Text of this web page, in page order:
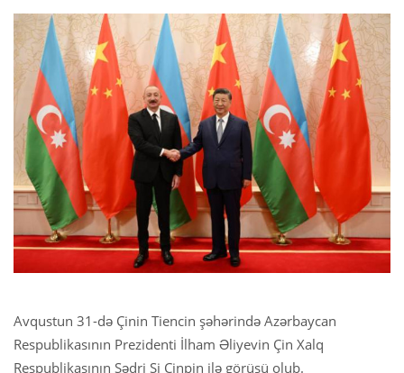
Avqustun 31-də Çinin Tiencin şəhərində Azərbaycan
Respublikasının Prezidenti İlham Əliyevin Çin Xalq
Respublikasının Sədri Si Cinpin ilə görüşü olub.